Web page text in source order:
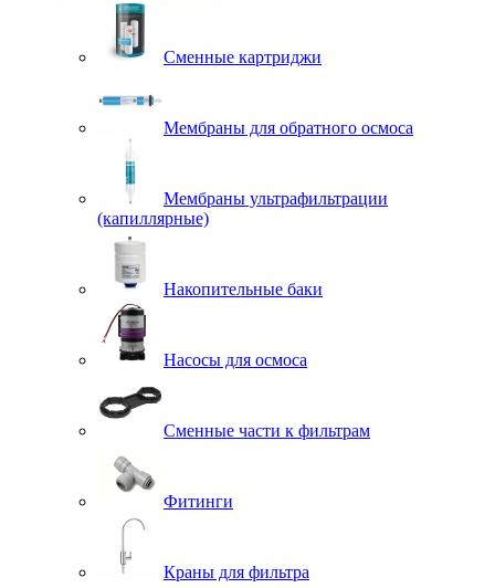
Сменные картриджи
Мембраны для обратного осмоса
Мембраны ультрафильтрации
(капиллярные)
Накопительные баки
Насосы для осмоса
Сменные части к фильтрам
Фитинги
Краны для фильтра